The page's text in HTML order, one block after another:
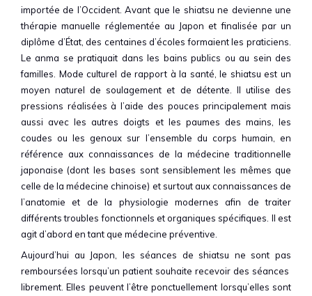
importée de l’Occident. Avant que le shiatsu ne devienne une
thérapie manuelle réglementée au Japon et finalisée par un
diplôme d’État, des centaines d’écoles formaient les praticiens.
Le anma se pratiquait dans les bains publics ou au sein des
familles. Mode culturel de rapport à la santé, le shiatsu est un
moyen naturel de soulagement et de détente. Il utilise des
pressions réalisées à l’aide des pouces principalement mais
aussi avec les autres doigts et les paumes des mains, les
coudes ou les genoux sur l’ensemble du corps humain, en
référence aux connaissances de la médecine traditionnelle
japonaise (dont les bases sont sensiblement les mêmes que
celle de la médecine chinoise) et surtout aux connaissances de
l’anatomie et de la physiologie modernes afin de traiter
différents troubles fonctionnels et organiques spécifiques. Il est
agit d’abord en tant que médecine préventive.
Aujourd’hui au Japon, les séances de shiatsu ne sont pas
remboursées lorsqu’un patient souhaite recevoir des séances
librement. Elles peuvent l’être ponctuellement lorsqu’elles sont